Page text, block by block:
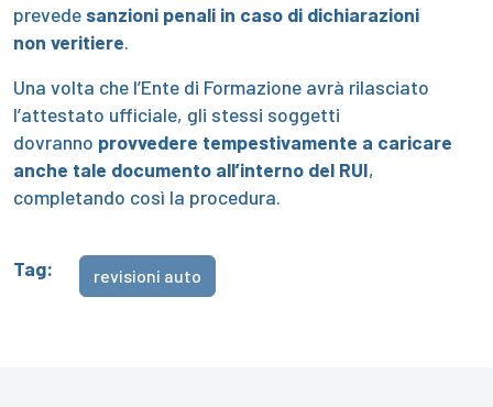
prevede sanzioni penali in caso di dichiarazioni
non veritiere.
Una volta che l’Ente di Formazione avrà rilasciato
l’attestato ufficiale, gli stessi soggetti
dovranno provvedere tempestivamente a caricare
anche tale documento all’interno del RUI,
completando così la procedura.
Tag: revisioni auto